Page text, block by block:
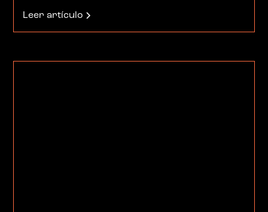
mecateaderos y que son publicitados por la voz
a voz de los golosos. A continuación, los más
popularidad.
Leer artículo